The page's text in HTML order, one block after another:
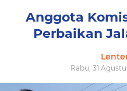
Anggota
Perbaikan
Rabu, 31